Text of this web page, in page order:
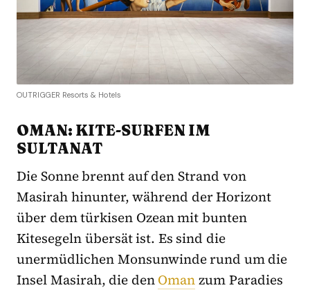
OUTRIGGER Resorts & Hotels
OMAN: KITE-SURFEN IM
SULTANAT
Die Sonne brennt auf den Strand von
Masirah hinunter, während der Horizont
über dem türkisen Ozean mit bunten
Kitesegeln übersät ist. Es sind die
unermüdlichen Monsunwinde rund um die
Insel Masirah, die denOmanzum Paradies